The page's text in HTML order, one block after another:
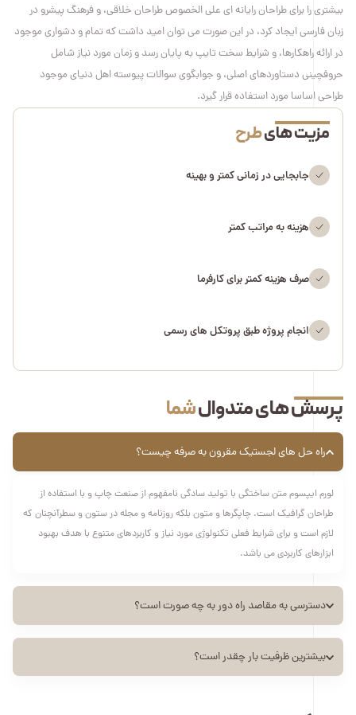
بیشتری را برای طراحان رایانه ای علی الخصوص طراحان خلاقی، و فرهنگ پیشرو در
زبان فارسی ایجاد کرد، در این صورت می توان امید داشت که تمام و دشواری موجود
در ارائه راهکارها، و شرایط سخت تایپ به پایان رسد و زمان مورد نیاز شامل
حروفچینی دستاوردهای اصلی، و جوابگوی سوالات پیوسته اهل دنیای موجود
طراحی اساسا مورد استفاده قرار گیرد.
مزیت هایطرح
جابجایی در زمانی کمتر و بهینه
هزینه به مراتب کمتر
صرف هزینه کمتر برای کارفرما
انجام پروژه طبق پروتکل های رسمی
پرسش های متدوالشما
راه حل های لجستیک مقرون به صرفه چیست؟
لورم ایپسوم متن ساختگی با تولید سادگی نامفهوم از صنعت چاپ و با استفاده از
طراحان گرافیک است. چاپگرها و متون بلکه روزنامه و مجله در ستون و سطرآنچنان که
لازم است و برای شرایط فعلی تکنولوژی مورد نیاز و کاربردهای متنوع با هدف بهبود
ابزارهای کاربردی می باشد.
دسترسی به مقاصد راه دور به چه صورت است؟
بیشترین ظرفیت بار چقدر است؟